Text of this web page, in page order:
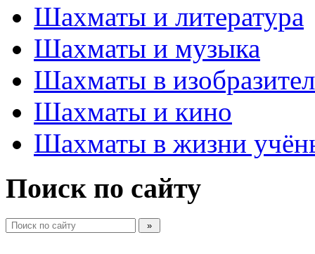
Шахматы и литература
Шахматы и музыка
Шахматы в
Шахматы и кино
Шахматы в жизни
Поиск по сайту